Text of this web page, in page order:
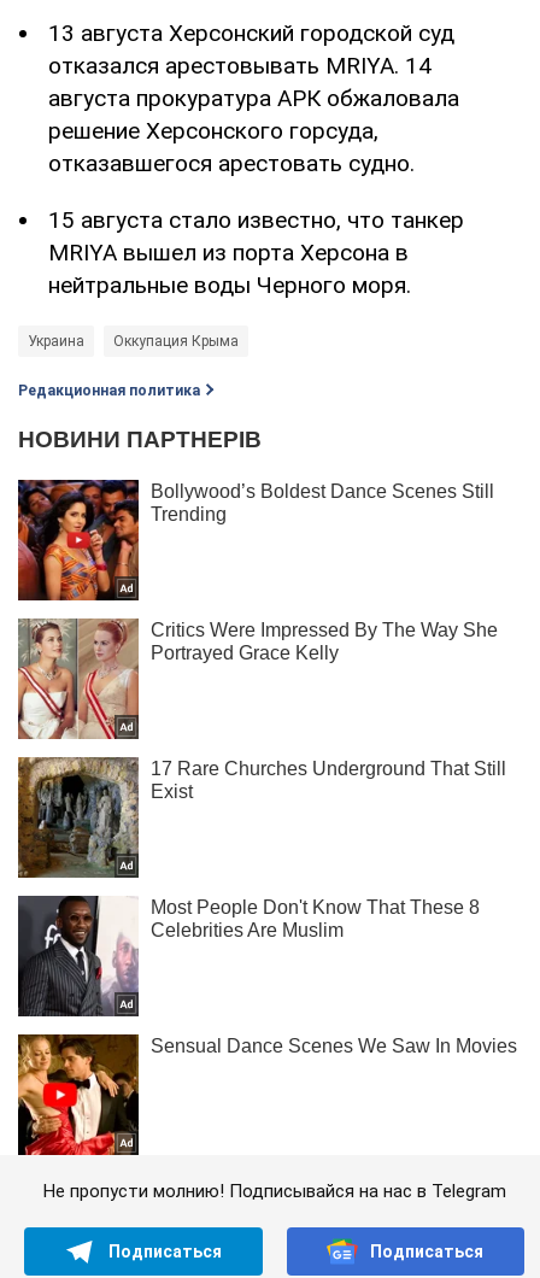
13 августа Херсонский городской суд
отказался арестовывать MRIYA. 14
августа прокуратура АРК обжаловала
решение Херсонского горсуда,
отказавшегося арестовать судно.
15 августа стало известно, что танкер
MRIYA вышел из порта Херсона в
нейтральные воды Черного моря.
Украина Оккупация Крыма
Редакционная политика
Не пропусти молнию! Подписывайся на нас в Telegram
Подписаться Подписаться